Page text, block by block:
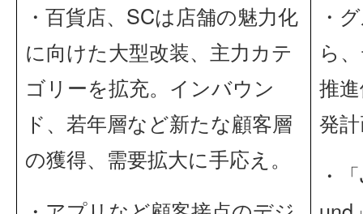
・百貨店、SCは店舗の魅力化
に向けた大型改装、主力カテ
ゴリーを拡充。インバウン
ド、若年層など新たな顧客層
の獲得、需要拡大に手応え。
・
ら
推
発
・